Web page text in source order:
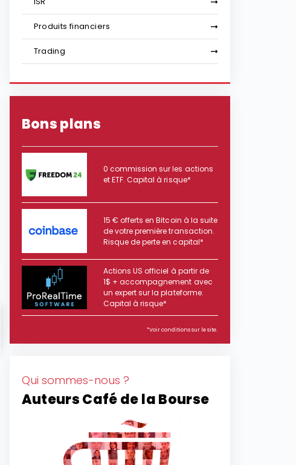
Produits financiers
Trading
Bons plans
0 commission sur les actions
et ETF. Capital à risque*
15 € offerts en Bitcoin à la suite
de votre première transaction.
Risque de perte en capital*
Actions US officiel à partir de
1$ + accompagnement avec
un expert sur la plateforme.
Capital à risque*
*Voir conditions sur le site.
Qui sommes-nous ?
Auteurs Café de la Bourse